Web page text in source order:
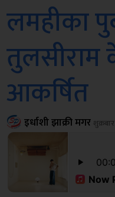
लमहीका
तुलसीराम
आकर्षित
इर्धाशी झाक्री मगर